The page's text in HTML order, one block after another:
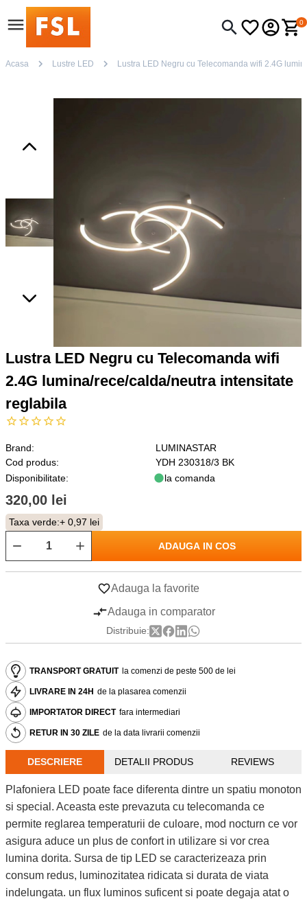
0
Acasa Lustre LED Lustra LED Negru cu Telecomanda wifi 2.4G
Lustra LED Negru cu Telecomanda wifi
2.4G lumina/rece/calda/neutra intensitate
reglabila
Brand:
LUMINASTAR
Cod produs:
YDH 230318/3 BK
Disponibilitate:
la comanda
320,00 lei
Taxa verde:+ 0,97 lei
ADAUGA IN COS
Adauga la favorite
Adauga in comparator
Distribuie:
TRANSPORT GRATUIT la comenzi de peste 500 de lei
LIVRARE IN 24H de la plasarea comenzii
IMPORTATOR DIRECT fara intermediari
RETUR IN 30 ZILE de la data livrarii comenzii
DESCRIERE DETALII PRODUS REVIEWS
Plafoniera LED poate face diferenta dintre un spatiu monoton
si special. Aceasta este prevazuta cu telecomanda ce
permite reglarea temperaturii de culoare, mod nocturn ce vor
asigura aduce un plus de confort in utilizare si vor crea
lumina dorita. Sursa de tip LED se caracterizeaza prin
consum redus, luminozitatea ridicata si durata de viata
indelungata. un flux luminos suficent si poate degaja atat o